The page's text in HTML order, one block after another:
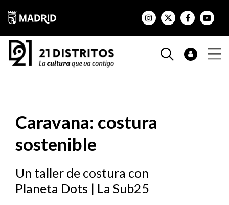
Caravana: costura
sostenible
Un taller de costura con
Planeta Dots | La Sub25